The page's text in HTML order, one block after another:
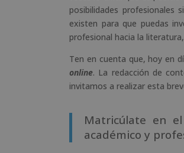
posibilidades profesionales
existen para que puedas
profesional hacia la
Ten en cuenta que, hoy en
online. La redacción de
invitamos a realizar esta
Matricúlate en el
académico y